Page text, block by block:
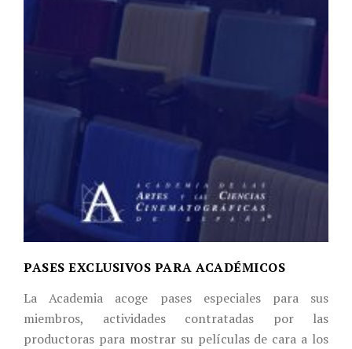
PASES EXCLUSIVOS PARA ACADÉMICOS
La Academia acoge pases especiales para sus
miembros, actividades contratadas por las
productoras para mostrar su películas de cara a los